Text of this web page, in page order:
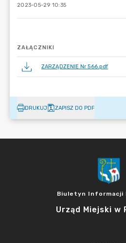
2023-05-29 10:35
ZAŁĄCZNIKI
ZARZĄDZENIE Nr 566.pdf
DRUKUJ ZAPISZ DO PDF
Biuletyn Informacji
Urząd Miejski w